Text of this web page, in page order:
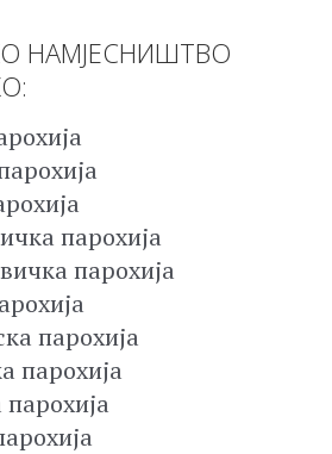
НАМЈЕСНИШТВО
парохија
парохија
парохија
парохија